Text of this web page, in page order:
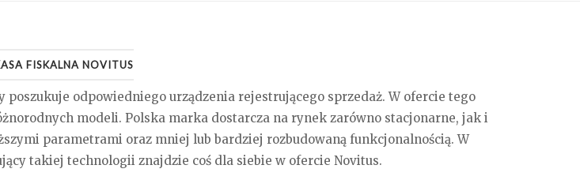
FISKALNA NOVITUS
odpowiedniego urządzenia rejestrującego sprzedaż. W ofercie tego
modeli. Polska marka dostarcza na rynek zarówno stacjonarne, jak i
parametrami oraz mniej lub bardziej rozbudowaną funkcjonalnością. W
takiej technologii znajdzie coś dla siebie w ofercie Novitus.